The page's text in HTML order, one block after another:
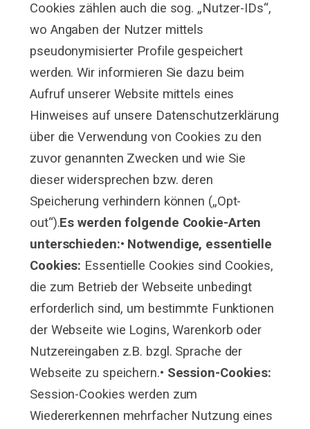
Cookies zählen auch die sog. „Nutzer-IDs“,
wo Angaben der Nutzer mittels
pseudonymisierter Profile gespeichert
werden. Wir informieren Sie dazu beim
Aufruf unserer Website mittels eines
Hinweises auf unsere Datenschutzerklärung
über die Verwendung von Cookies zu den
zuvor genannten Zwecken und wie Sie
dieser widersprechen bzw. deren
Speicherung verhindern können („Opt-
out“).Es werden folgende Cookie-Arten
unterschieden:• Notwendige, essentielle
Cookies: Essentielle Cookies sind Cookies,
die zum Betrieb der Webseite unbedingt
erforderlich sind, um bestimmte Funktionen
der Webseite wie Logins, Warenkorb oder
Nutzereingaben z.B. bzgl. Sprache der
Webseite zu speichern.• Session-Cookies:
Session-Cookies werden zum
Wiedererkennen mehrfacher Nutzung eines